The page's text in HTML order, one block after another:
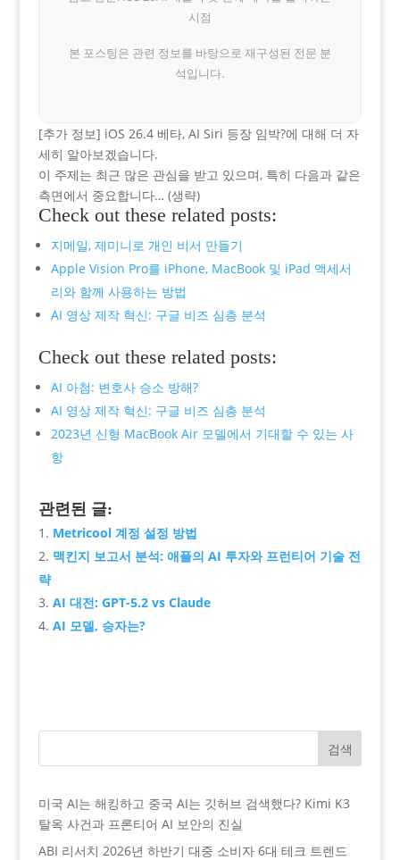
시점
본 포스팅은 관련 정보를 바탕으로 재구성된 전문 분
석입니다.
[추가 정보] iOS 26.4 베타, AI Siri 등장 임박?에 대해 더 자
세히 알아보겠습니다.
이 주제는 최근 많은 관심을 받고 있으며, 특히 다음과 같은
측면에서 중요합니다… (생략)
Check out these related posts:
지메일, 제미니로 개인 비서 만들기
Apple Vision Pro를 iPhone, MacBook 및 iPad 액세서
리와 함께 사용하는 방법
AI 영상 제작 혁신: 구글 비즈 심층 분석
Check out these related posts:
AI 아첨: 변호사 승소 방해?
AI 영상 제작 혁신: 구글 비즈 심층 분석
2023년 신형 MacBook Air 모델에서 기대할 수 있는 사
항
관련된 글:
Metricool 계정 설정 방법
맥킨지 보고서 분석: 애플의 AI 투자와 프런티어 기술 전
략
AI 대전: GPT-5.2 vs Claude
AI 모델, 승자는?
검색
미국 AI는 해킹하고 중국 AI는 깃허브 검색했다? Kimi K3
탈옥 사건과 프론티어 AI 보안의 진실
ABI 리서치 2026년 하반기 대중 소비자 6대 테크 트렌드